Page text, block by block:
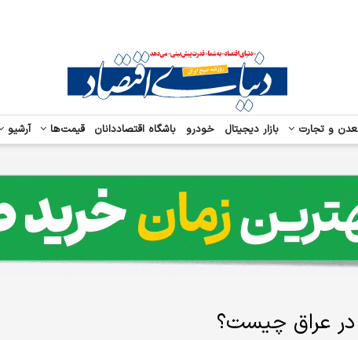
و تجارت بازار دیجیتال خودرو باشگاه اقتصاددانان قیمت‌ها آرشیو
در عراق چیست؟